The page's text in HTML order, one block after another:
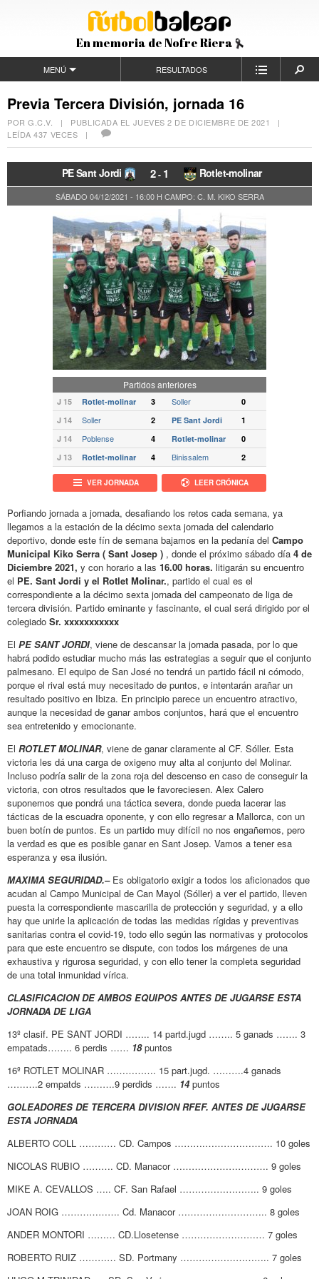
En memoria de Nofre Riera
MENÚ RESULTADOS
Previa Tercera División, jornada 16
POR G.C.V. | PUBLICADA EL JUEVES 2 DE DICIEMBRE DE 2021
|
LEÍDA 437 VECES |
PE Sant Jordi 2- 1 Rotlet-molinar
SÁBADO 04/12/2021 - 16:00 H CAMPO: C. M. KIKO SERRA
Partidos anteriores
J 15 Rotlet-molinar 3 Soller
0
J 14
Soller 2 PE Sant Jordi
1
J 14
Poblense 4 Rotlet-molinar
0
J 13
Rotlet-molinar 4 Binissalem 2
VER JORNADA LEER CRÓNICA
Porfiando jornada a jornada, desafiando los retos cada semana, ya
llegamos a la estación de la décimo sexta jornada del calendario
deportivo, donde este fín de semana bajamos en la pedanía del Campo
Municipal Kiko Serra ( Sant Josep ) , donde el próximo sábado día 4 de
Diciembre 2021, y con horario a las 16.00 horas. litigarán su encuentro
el PE. Sant Jordi y el Rotlet Molinar., partido el cual es el
correspondiente a la décimo sexta jornada del campeonato de liga de
tercera división. Partido eminante y fascinante, el cual será dirigido por el
colegiado Sr. xxxxxxxxxxx
El PE SANT JORDI, viene de descansar la jornada pasada, por lo que
habrá podido estudiar mucho más las estrategias a seguir que el conjunto
palmesano. El equipo de San José no tendrá un partido fácil ni cómodo,
porque el rival está muy necesitado de puntos, e intentarán arañar un
resultado positivo en Ibiza. En principio parece un encuentro atractivo,
aunque la necesidad de ganar ambos conjuntos, hará que el encuentro
sea entretenido y emocionante.
El ROTLET MOLINAR, viene de ganar claramente al CF. Sóller. Esta
victoria les dá una carga de oxigeno muy alta al conjunto del Molinar.
Incluso podría salir de la zona roja del descenso en caso de conseguir la
victoria, con otros resultados que le favoreciesen. Alex Calero
suponemos que pondrá una táctica severa, donde pueda lacerar las
tácticas de la escuadra oponente, y con ello regresar a Mallorca, con un
buen botín de puntos. Es un partido muy difícil no nos engañemos, pero
la verdad es que es posible ganar en Sant Josep. Vamos a tener esa
esperanza y esa ilusión.
MAXIMA SEGURIDAD.–Es obligatorio exigir a todos los aficionados que
acudan al Campo Municipal de Can Mayol (Sóller) a ver el partido, lleven
puesta la correspondiente mascarilla de protección y seguridad, y a ello
hay que unirle la aplicación de todas las medidas rígidas y preventivas
sanitarias contra el covid-19, todo ello según las normativas y protocolos
para que este encuentro se dispute, con todos los márgenes de una
exhaustiva y rigurosa seguridad, y con ello tener la completa seguridad
de una total inmunidad vírica.
CLASIFICACION DE AMBOS EQUIPOS ANTES DE JUGARSE ESTA
JORNADA DE LIGA
13º clasif. PE SANT JORDI …….. 14 partd.jugd …….. 5 ganads ……. 3
empatads…….. 6 perdis …… 18puntos
16º ROTLET MOLINAR ……………. 15 part.jugd. ……….4 ganads
……….2 empatds ……….9 perdids ……. 14 puntos
GOLEADORES DE TERCERA DIVISION RFEF. ANTES DE JUGARSE
ESTA JORNADA
ALBERTO COLL ………… CD. Campos ……….…………………. 10 goles
NICOLAS RUBIO ………. CD. Manacor …………………………. 9 goles
MIKE A. CEVALLOS ….. CF. San Rafael …………………….. 9 goles
JOAN ROIG ………………. Cd. Manacor ……………………….. 8 goles
ANDER MONTORI ……… CD.Llosetense ……………………… 7 goles
ROBERTO RUIZ ………… SD. Portmany ……………………….. 7 goles